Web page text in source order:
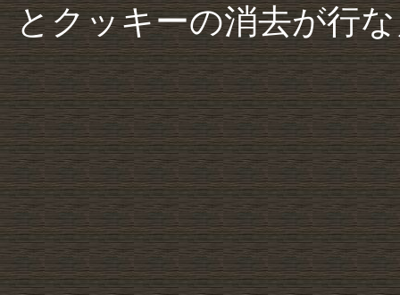
とクッキーの消去が行